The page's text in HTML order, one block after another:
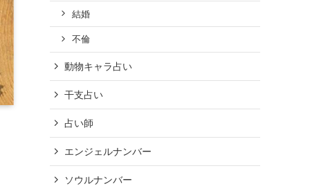
結婚
不倫
動物キャラ占い
干支占い
占い師
エンジェルナンバー
ソウルナンバー